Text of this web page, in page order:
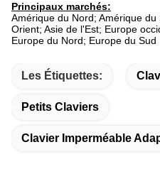
Principaux marchés:
Amérique du Nord; Amérique
Orient; Asie de l'Est; Europe
Europe du Nord; Europe du Sud
Les Étiquettes:
Petits Claviers
Clavier Imperméable